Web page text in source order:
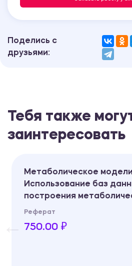
Поделись с
друзьями:
Тебя также
заинтересовать
моделирование.
баз данных для
метаболических моделей